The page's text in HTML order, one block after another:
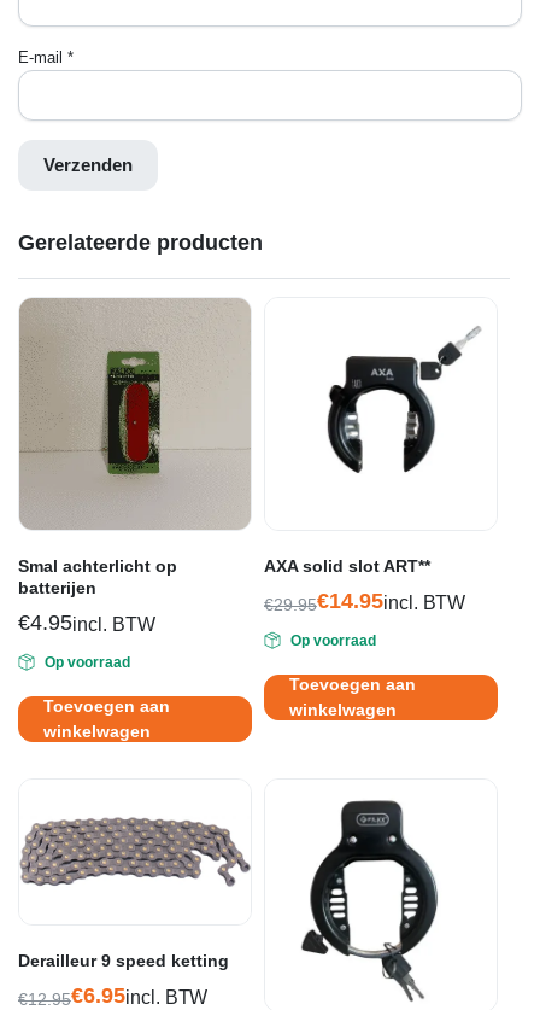
E-mail *
Gerelateerde producten
Smal achterlicht op
batterijen
€4.95incl. BTW
Op voorraad
Toevoegen aan
winkelwagen
AXA solid slot ART**
€29.95
prijs
was:
€29.95.
€14.95
prijs
is:
€14.95.
incl. BTW
Op voorraad
Toevoegen aan
winkelwagen
Derailleur 9 speed ketting
€12.95€6.95incl. BTW